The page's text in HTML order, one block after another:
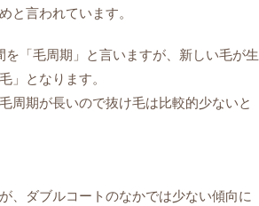
と言われています。
「毛周期」と言いますが、新しい毛が生
」となります。
周期が長いので抜け毛は比較的少ないと
、ダブルコートのなかでは少ない傾向に